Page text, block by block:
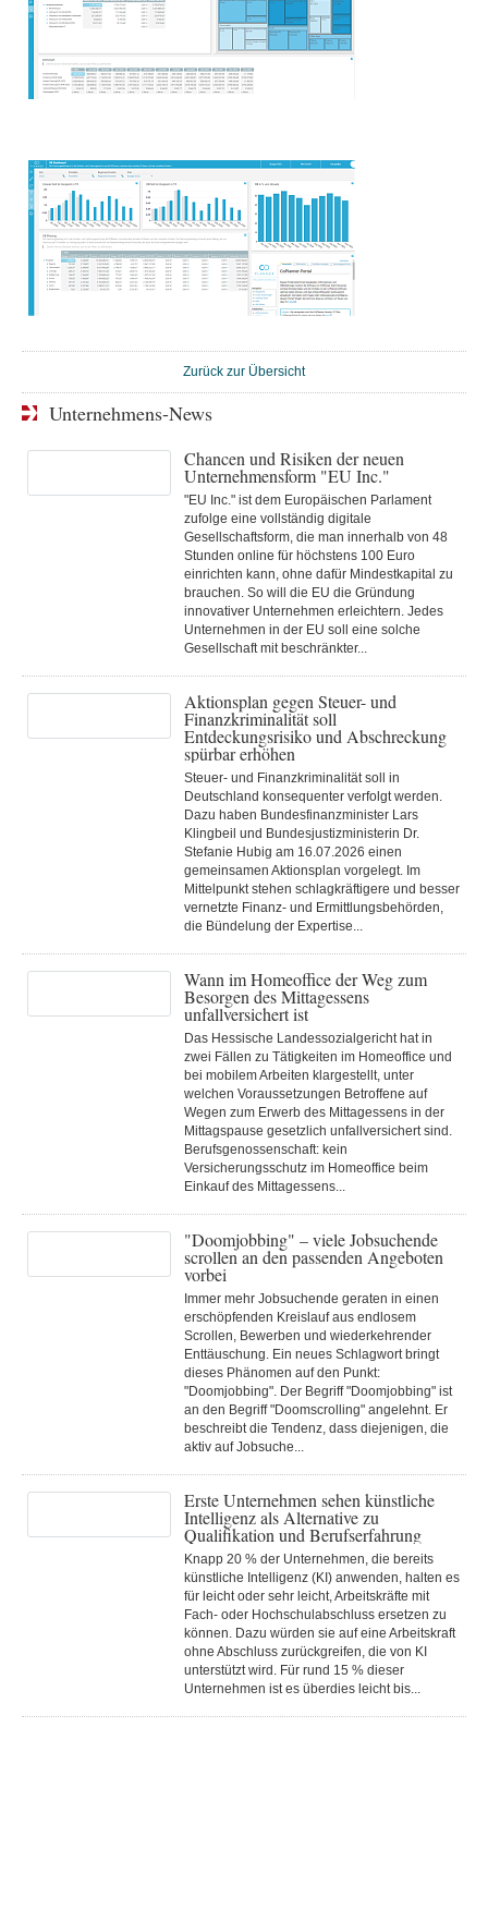
Zurück zur Übersicht
Unternehmens-News
Chancen und Risiken der neuen
Unternehmensform "EU Inc."
"EU Inc." ist dem Europäischen Parlament
zufolge eine vollständig digitale
Gesellschaftsform, die man innerhalb von 48
Stunden online für höchstens 100 Euro
einrichten kann, ohne dafür Mindestkapital zu
brauchen. So will die EU die Gründung
innovativer Unternehmen erleichtern. Jedes
Unternehmen in der EU soll eine solche
Gesellschaft mit beschränkter...
Aktionsplan gegen Steuer- und
Finanzkriminalität soll
Entdeckungsrisiko und Abschreckung
spürbar erhöhen
Steuer- und Finanzkriminalität soll in
Deutschland konsequenter verfolgt werden.
Dazu haben Bundesfinanzminister Lars
Klingbeil und Bundesjustizministerin Dr.
Stefanie Hubig am 16.07.2026 einen
gemeinsamen Aktionsplan vorgelegt. Im
Mittelpunkt stehen schlagkräftigere und besser
vernetzte Finanz- und Ermittlungsbehörden,
die Bündelung der Expertise...
Wann im Homeoffice der Weg zum
Besorgen des Mittagessens
unfallversichert ist
Das Hessische Landessozialgericht hat in
zwei Fällen zu Tätigkeiten im Homeoffice und
bei mobilem Arbeiten klargestellt, unter
welchen Voraussetzungen Betroffene auf
Wegen zum Erwerb des Mittagessens in der
Mittagspause gesetzlich unfallversichert sind.
Berufsgenossenschaft: kein
Versicherungsschutz im Homeoffice beim
Einkauf des Mittagessens...
"Doomjobbing" – viele Jobsuchende
scrollen an den passenden Angeboten
vorbei
Immer mehr Jobsuchende geraten in einen
erschöpfenden Kreislauf aus endlosem
Scrollen, Bewerben und wiederkehrender
Enttäuschung. Ein neues Schlagwort bringt
dieses Phänomen auf den Punkt:
"Doomjobbing". Der Begriff "Doomjobbing" ist
an den Begriff "Doomscrolling" angelehnt. Er
beschreibt die Tendenz, dass diejenigen, die
aktiv auf Jobsuche...
Erste Unternehmen sehen künstliche
Intelligenz als Alternative zu
Qualifikation und Berufserfahrung
Knapp 20 % der Unternehmen, die bereits
künstliche Intelligenz (KI) anwenden, halten es
für leicht oder sehr leicht, Arbeitskräfte mit
Fach- oder Hochschulabschluss ersetzen zu
können. Dazu würden sie auf eine Arbeitskraft
ohne Abschluss zurückgreifen, die von KI
unterstützt wird. Für rund 15 % dieser
Unternehmen ist es überdies leicht bis...